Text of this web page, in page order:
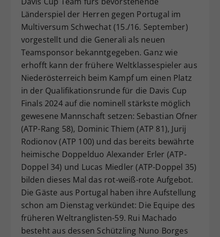
Länderspiel der Herren gegen Portugal im
Multiversum Schwechat (15./16. September)
vorgestellt und die Generali als neuen
Teamsponsor bekanntgegeben. Ganz wie
erhofft kann der frühere Weltklassespieler aus
Niederösterreich beim Kampf um einen Platz
in der Qualifikationsrunde für die Davis Cup
Finals 2024 auf die nominell stärkste möglich
gewesene Mannschaft setzen: Sebastian Ofner
(ATP-Rang 58), Dominic Thiem (ATP 81), Jurij
Rodionov (ATP 100) und das bereits bewährte
heimische Doppelduo Alexander Erler (ATP-
Doppel 34) und Lucas Miedler (ATP-Doppel 35)
bilden dieses Mal das rot-weiß-rote Aufgebot.
Die Gäste aus Portugal haben ihre Aufstellung
schon am Dienstag verkündet: Die Equipe des
früheren Weltranglisten-59. Rui Machado
besteht aus dessen Schützling Nuno Borges